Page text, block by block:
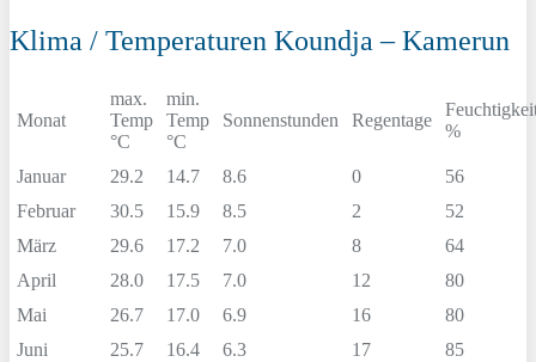
Klima / Temperaturen Koundja – Kamerun
Monat
max.
Temp
°C
min.
Temp
°C
Sonnenstunden Regentage
%
Januar 29.2 14.7 8.6 0
56
Februar
30.5 15.9 8.5 2
52
März
29.6 17.2 7.0 8
64
April
28.0 17.5 7.0 12
80
Mai
26.7 17.0 6.9 16
80
Juni
25.7 16.4 6.3 17
85